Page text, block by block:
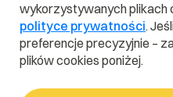
wykorzystywanych plikach
polityce prywatności.
preferencje precyzyjnie –
plików cookies poniżej.